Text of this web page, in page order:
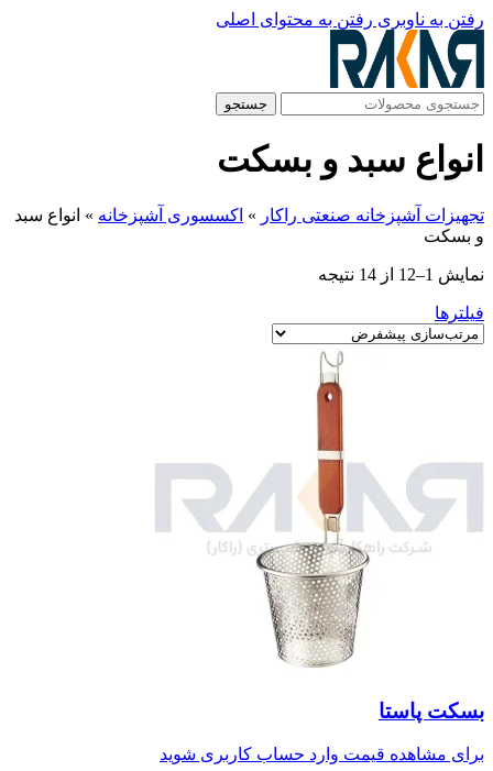
رفتن به ناوبری رفتن به محتوای اصلی
جستجو
انواع سبد و بسکت
تجهیزات آشپزخانه صنعتی راکار » اکسسوری آشپزخانه » انواع سبد
و بسکت
نمایش 1–12 از 14 نتیجه
فیلترها
بسکت پاستا
برای مشاهده قیمت وارد حساب کاربری شوید